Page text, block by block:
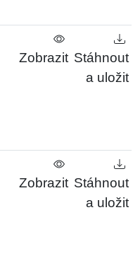
Zobrazit Stáhnout
a uložit
Zobrazit Stáhnout
a uložit